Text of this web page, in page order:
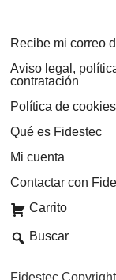
Recibe mi correo
Aviso legal,
contratación
Política de cookies
Qué es Fidestec
Mi cuenta
Contactar con
Carrito
Buscar